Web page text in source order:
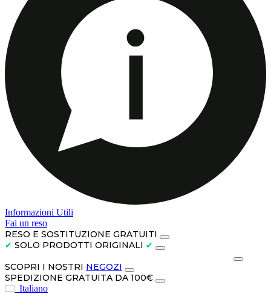
Informazioni Utili
Fai un reso
RESO E SOSTITUZIONE GRATUITI
✔ SOLO PRODOTTI ORIGINALI ✔
SCOPRI I NOSTRI NEGOZI
SPEDIZIONE GRATUITA DA 100€
Italiano